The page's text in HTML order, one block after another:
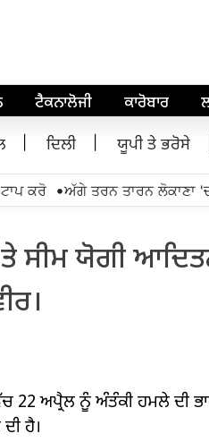
ਟੈਕਨਾਲੋਜੀ ਕਾਰੋਬਾਰ
ਦਿਲੀ ਯੂਪੀ ਤੇ ਭਰੋਸੇ
ਕਰੋ • ਅੱਗੇ ਤਰਨ ਤਾਰਨ ਲੋਕਾਣਾ
ਸੀਮ ਯੋਗੀ
ਅਪ੍ਰੈਲ ਨੂੰ ਅੰਤੰਕੀ ਹਮਲੇ ਦੀ
ਹੈ।